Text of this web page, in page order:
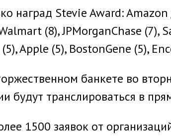
наград Stevie Award:
(8), JPMorganChase (7),
Apple (5), BostonGene (5),
банкете во
транслироваться в
1500 заявок от